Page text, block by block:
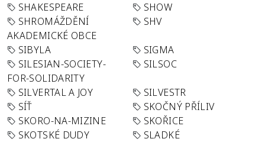
SHAKESPEARE
SHOW
SHROMÁŽDĚNÍ
AKADEMICKÉ OBCE
SHV
SIBYLA
SIGMA
SILESIAN-SOCIETY-
FOR-SOLIDARITY
SILSOC
SILVERTAL A JOY
SILVESTR
SÍŤ
SKOČNÝ PŘÍLIV
SKORO-NA-MIZINE
SKOŘICE
SKOTSKÉ DUDY
SLADKÉ